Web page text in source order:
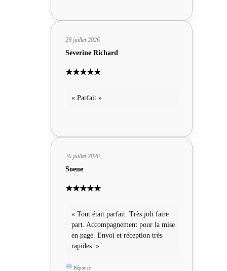
29 juillet 2026
Severine Richard
★★★★★
« Parfait »
26 juillet 2026
Soene
★★★★★
« Tout était parfait. Très joli faire
part. Accompagnement pour la mise
en page. Envoi et réception très
rapides. »
Réponse